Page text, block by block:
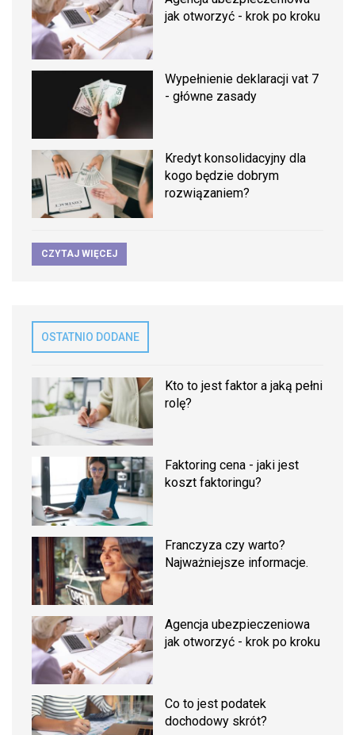
jak otworzyć - krok po kroku
Wypełnienie deklaracji vat 7
- główne zasady
Kredyt konsolidacyjny dla
kogo będzie dobrym
rozwiązaniem?
CZYTAJ WIĘCEJ
OSTATNIO DODANE
Kto to jest faktor a jaką pełni
rolę?
Faktoring cena - jaki jest
koszt faktoringu?
Franczyza czy warto?
Najważniejsze informacje.
Agencja ubezpieczeniowa
jak otworzyć - krok po kroku
Co to jest podatek
dochodowy skrót?